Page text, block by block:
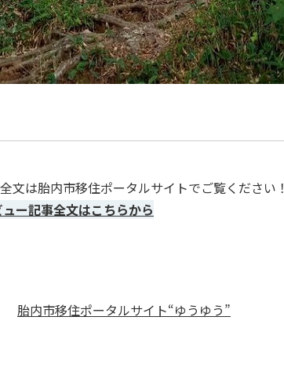
文は胎内市移住ポータルサイトでご覧ください！
ー記事全文はこちらから
胎内市移住ポータルサイト“ゆうゆう”